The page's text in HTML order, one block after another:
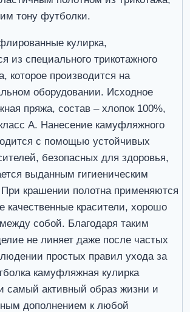
тону футболки.
кулирка,
из специального трикотажного
которое производится на
оборудовании. Исходное
пряжа, состав – хлопок 100%,
А. Нанесение камуфляжного
с помощью устойчивых
безопасных для здоровья,
выданным гигиеническим
крашении полотна применяются
качественные красители, хорошо
собой. Благодаря таким
не линяет даже после частых
простых правил ухода за
камуфляжная кулирка
самый активный образ жизни и
дополнением к любой